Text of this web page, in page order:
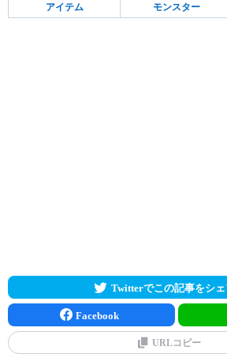
アイテム モンスター
Twitterでこの記事をシェ
Facebook
URLコピー